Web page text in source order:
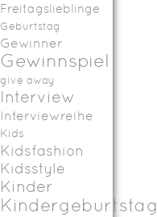
Freitagslieblinge
Geburtstag
Gewinner
Gewinnspiel
give away
Interview
Interviewreihe
Kids
Kidsfashion
Kidsstyle
Kinder
Kindergeburtstag